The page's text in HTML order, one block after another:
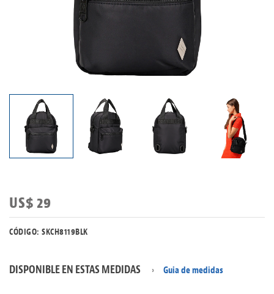
US$ 29
CÓDIGO: SKCH8119BLK
DISPONIBLE EN ESTAS MEDIDAS Guia de medidas